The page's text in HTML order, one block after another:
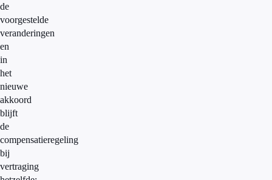
de
voorgestelde
veranderingen
en
in
het
nieuwe
akkoord
blijft
de
compensatieregeling
bij
vertraging